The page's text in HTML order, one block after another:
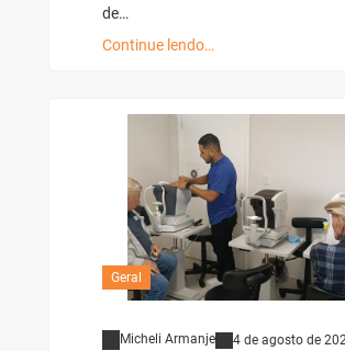
de…
Continue lendo…
Geral
Micheli Armanje 4 de agosto de